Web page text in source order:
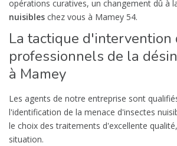
opérations curatives, un changement dû à
nuisibles chez vous à Mamey 54.
La tactique d'intervention
professionnels de la
à Mamey
Les agents de notre entreprise sont
l'identification de la menace d'insectes
le choix des traitements d'excellente
situation.